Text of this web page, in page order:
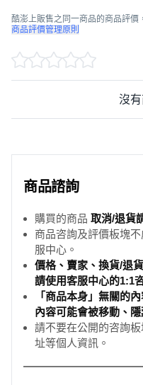
重 量：435g
開關機：支援汽車啟動開
液晶螢幕：4吋 IPS面板
影像分辨率：
720*480P 30fps
紅外夜視：支援
HDMI輸出：支援
偵測功能：支援
儲存記憶卡：TF卡(最大
不間斷錄影：無縫循環錄
電流頻率：50HZ/60HZ
USB功能：1: USB-Disk
酷澎上販售之同一商品的商品評價
商品評價管理原則
沒有
商品諮詢
購買的商品 取消/退貨
商品咨詢及評價板塊
服中心。
價格、賣家、換貨/退
請使用客服中心的1:1
「商品本身」無關的
內容可能會被移動、
請不要在公開的咨詢
址等個人資訊。